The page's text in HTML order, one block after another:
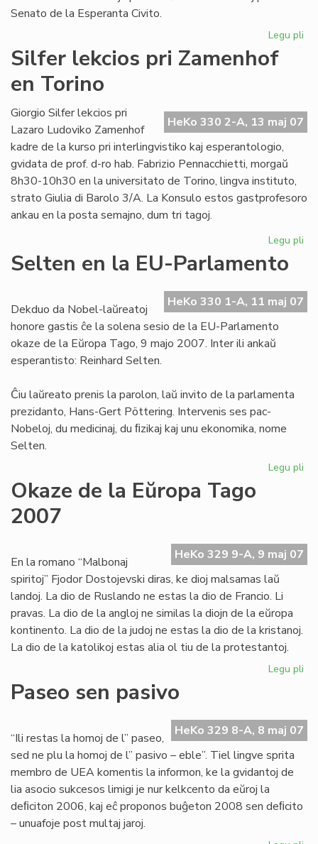
Senato de la Esperanta Civito.
Legu pli
Silfer lekcios pri Zamenhof
en Torino
HeKo 330 2-A, 13 maj 07
Giorgio Silfer lekcios pri
Lazaro Ludoviko Zamenhof
kadre de la kurso pri interlingvistiko kaj esperantologio,
gvidata de prof. d-ro hab. Fabrizio Pennacchietti, morgaŭ
8h30-10h30 en la universitato de Torino, lingva instituto,
strato Giulia di Barolo 3/A. La Konsulo estos gastprofesoro
ankau en la posta semajno, dum tri tagoj.
Legu pli
en
Selten en la EU-Parlamento
HeKo 330 1-A, 11 maj 07
Dekduo da Nobel-laŭreatoj
honore gastis ĉe la solena sesio de la EU-Parlamento
okaze de la Eŭropa Tago, 9 majo 2007. Inter ili ankaŭ
esperantisto: Reinhard Selten.
Ĉiu laŭreato prenis la parolon, laŭ invito de la parlamenta
prezidanto, Hans-Gert Pöttering. Intervenis ses pac-
Nobeloj, du medicinaj, du ﬁzikaj kaj unu ekonomika, nome
Selten.
Legu pli
Okaze de la Eŭropa Tago
2007
HeKo 329 9-A, 9 maj 07
En la romano “Malbonaj
spiritoj” Fjodor Dostojevski diras, ke dioj malsamas laŭ
landoj. La dio de Ruslando ne estas la dio de Francio. Li
pravas. La dio de la angloj ne similas la diojn de la eŭropa
kontinento. La dio de la judoj ne estas la dio de la kristanoj.
La dio de la katolikoj estas alia ol tiu de la protestantoj.
Legu pli
Paseo sen pasivo
HeKo 329 8-A, 8 maj 07
“Ili restas la homoj de l” paseo,
sed ne plu la homoj de l” pasivo – eble”. Tiel lingve sprita
membro de UEA komentis la informon, ke la gvidantoj de
lia asocio sukcesos limigi je nur kelkcento da eŭroj la
deﬁciton 2006, kaj eĉ proponos buĝeton 2008 sen deﬁcito
– unuafoje post multaj jaroj.